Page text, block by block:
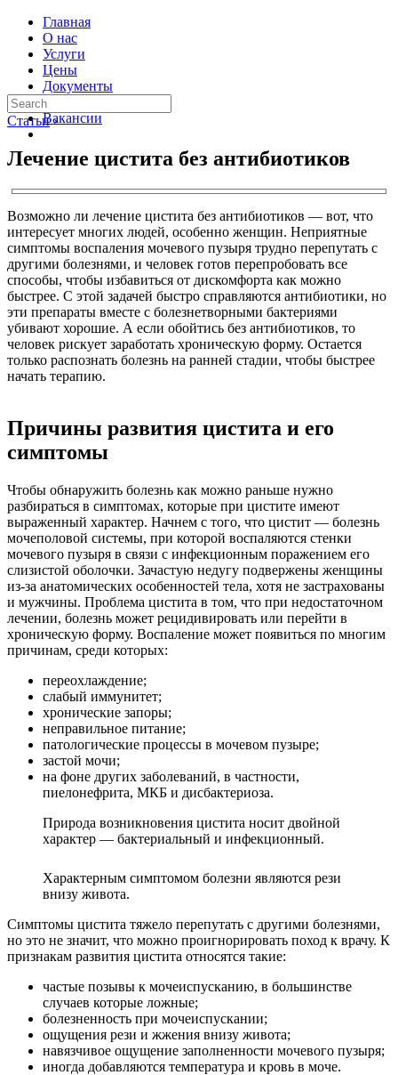
Главная
О нас
Услуги
Цены
Документы
Контакты
Вакансии
Статьи ›
Лечение цистита без антибиотиков
Возможно ли лечение цистита без антибиотиков — вот, что
интересует многих людей, особенно женщин. Неприятные
симптомы воспаления мочевого пузыря трудно перепутать с
другими болезнями, и человек готов перепробовать все
способы, чтобы избавиться от дискомфорта как можно
быстрее. С этой задачей быстро справляются антибиотики, но
эти препараты вместе с болезнетворными бактериями
убивают хорошие. А если обойтись без антибиотиков, то
человек рискует заработать хроническую форму. Остается
только распознать болезнь на ранней стадии, чтобы быстрее
начать терапию.
Причины развития цистита и его
симптомы
Чтобы обнаружить болезнь как можно раньше нужно
разбираться в симптомах, которые при цистите имеют
выраженный характер. Начнем с того, что цистит — болезнь
мочеполовой системы, при которой воспаляются стенки
мочевого пузыря в связи с инфекционным поражением его
слизистой оболочки. Зачастую недугу подвержены женщины
из-за анатомических особенностей тела, хотя не застрахованы
и мужчины. Проблема цистита в том, что при недостаточном
лечении, болезнь может рецидивировать или перейти в
хроническую форму. Воспаление может появиться по многим
причинам, среди которых:
переохлаждение;
слабый иммунитет;
хронические запоры;
неправильное питание;
патологические процессы в мочевом пузыре;
застой мочи;
на фоне других заболеваний, в частности,
пиелонефрита, МКБ и дисбактериоза.
Природа возникновения цистита носит двойной
характер — бактериальный и инфекционный.
Характерным симптомом болезни являются рези
внизу живота.
Симптомы цистита тяжело перепутать с другими болезнями,
но это не значит, что можно проигнорировать поход к врачу. К
признакам развития цистита относятся такие:
частые позывы к мочеиспусканию, в большинстве
случаев которые ложные;
болезненность при мочеиспускании;
ощущения рези и жжения внизу живота;
навязчивое ощущение заполненности мочевого пузыря;
иногда добавляются температура и кровь в моче.